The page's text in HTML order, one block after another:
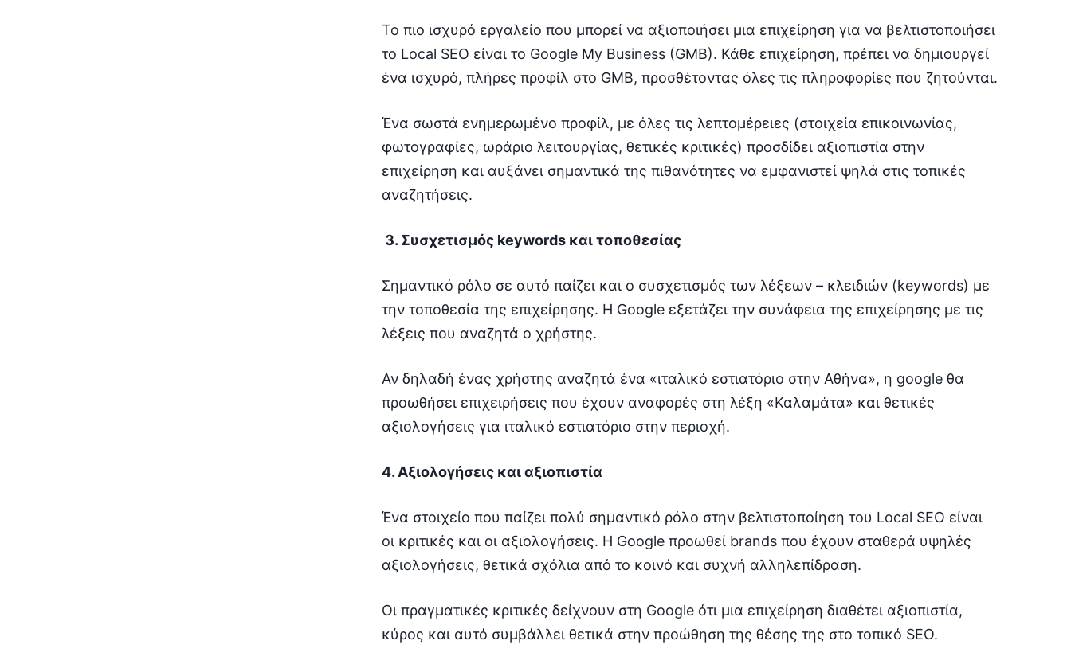
Το πιο ισχυρό εργαλείο που μπορεί να αξιοποιήσει μια επιχείρηση για να βελτιστοποιήσει
το Local SEO είναι το Google My Business (GMB). Κάθε επιχείρηση, πρέπει να δημιουργεί
ένα ισχυρό, πλήρες προφίλ στο GMB, προσθέτοντας όλες τις πληροφορίες που ζητούνται.
Ένα σωστά ενημερωμένο προφίλ, με όλες τις λεπτομέρειες (στοιχεία επικοινωνίας,
φωτογραφίες, ωράριο λειτουργίας, θετικές κριτικές) προσδίδει αξιοπιστία στην
επιχείρηση και αυξάνει σημαντικά της πιθανότητες να εμφανιστεί ψηλά στις τοπικές
αναζητήσεις.
3. Συσχετισμός keywordsκαι τοποθεσίας
Σημαντικό ρόλο σε αυτό παίζει και ο συσχετισμός των λέξεων – κλειδιών (keywords) με
την τοποθεσία της επιχείρησης. Η Google εξετάζει την συνάφεια της επιχείρησης με τις
λέξεις που αναζητά ο χρήστης.
Αν δηλαδή ένας χρήστης αναζητά ένα «ιταλικό εστιατόριο στην Αθήνα», η gοogle θα
προωθήσει επιχειρήσεις που έχουν αναφορές στη λέξη «Καλαμάτα» και θετικές
αξιολογήσεις για ιταλικό εστιατόριο στην περιοχή.
4. Αξιολογήσεις και αξιοπιστία
Ένα στοιχείο που παίζει πολύ σημαντικό ρόλο στην βελτιστοποίηση του Local SEO είναι
οι κριτικές και οι αξιολογήσεις. H Google προωθεί brands που έχουν σταθερά υψηλές
αξιολογήσεις, θετικά σχόλια από το κοινό και συχνή αλληλεπίδραση.
Οι πραγματικές κριτικές δείχνουν στη Google ότι μια επιχείρηση διαθέτει αξιοπιστία,
κύρος και αυτό συμβάλλει θετικά στην προώθηση της θέσης της στο τοπικό SEO.